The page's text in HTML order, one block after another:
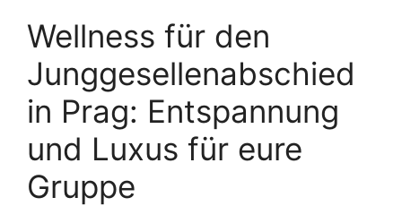
Wellness für den
Junggesellenabschied
in Prag: Entspannung
und Luxus für eure
Gruppe